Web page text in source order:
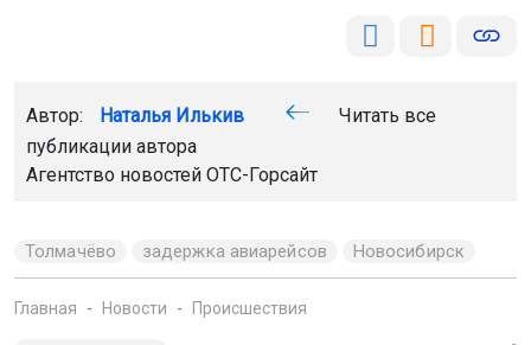
Автор: Наталья Илькив
Читать все
публикации автора
Агентство новостей ОТС-Горсайт
Толмачёво задержка авиарейсов Новосибирск
Главная Новости Происшествия